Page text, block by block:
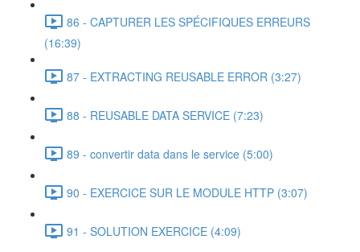
86 - CAPTURER LES SPÉCIFIQUES ERREURS
(16:39)
87 - EXTRACTING REUSABLE ERROR (3:27)
88 - REUSABLE DATA SERVICE (7:23)
89 - convertir data dans le service (5:00)
90 - EXERCICE SUR LE MODULE HTTP (3:07)
91 - SOLUTION EXERCICE (4:09)